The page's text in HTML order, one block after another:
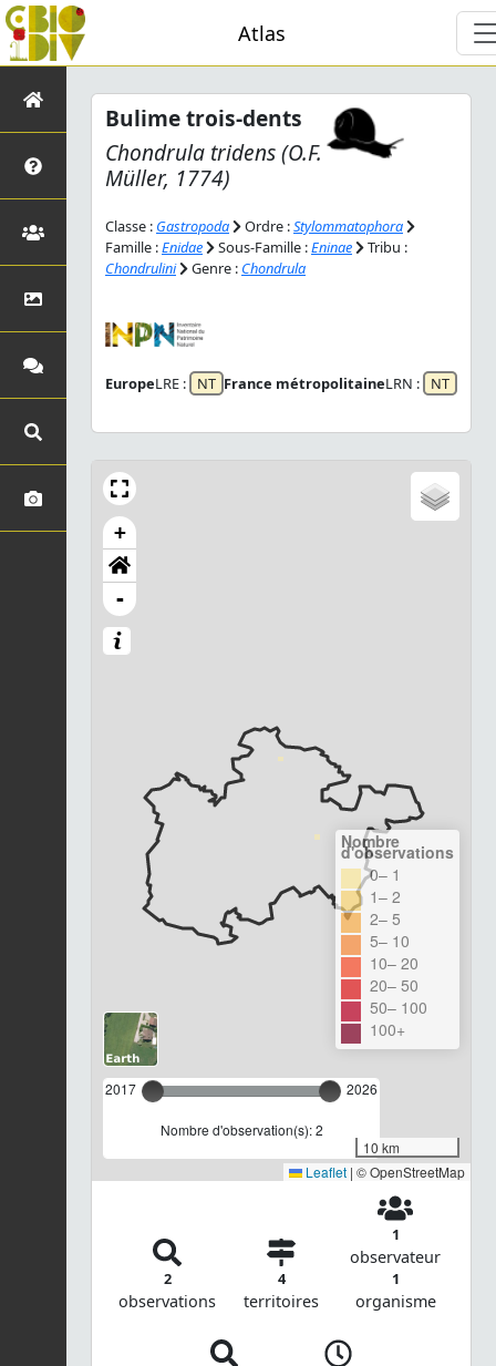
Atlas
Bulime trois-dents
Chondrula tridens(O.F.
Müller, 1774)
Classe : Gastropoda Ordre :Stylommatophora
Famille :Enidae Sous-Famille :Eninae
Tribu :
Chondrulini
Genre : Chondrula
EuropeLRE : NT France métropolitaineLRN : NT
+
-
2017 2026
Nombre d'observation(s): 2
Nombre
d'observations
0– 1
1– 2
2– 5
5– 10
10– 20
20– 50
50– 100
100+
10 km
Leaflet | © OpenStreetMap
2
observations
4
territoires
1
observateur
1
organisme